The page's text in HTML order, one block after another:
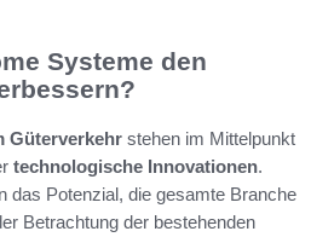
Systeme den
Güterverkehr stehen im Mittelpunkt
technologische Innovationen.
das Potenzial, die gesamte Branche
Betrachtung der bestehenden